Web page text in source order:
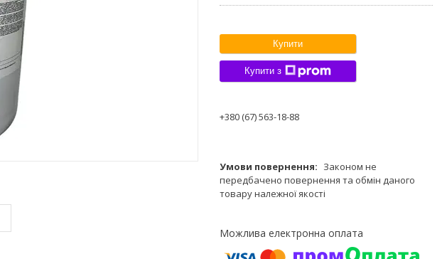
Купити
Купити з
+380 (67) 563-18-88
Законом не
передбачено повернення та обмін даного
товару належної якості